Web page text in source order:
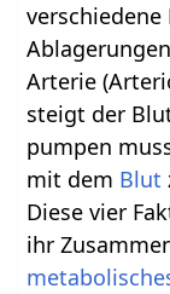
Arterie
steigt der
pumpen
mit dem Blut
Diese vier
ihr